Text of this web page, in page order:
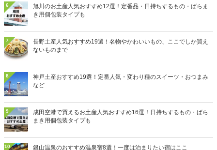
6
旭川のお土産人気おすすめ12選！定番品・日持ちするもの・ばらま
き用個包装タイプも
7
長野土産人気おすすめ19選！名物やかわいいもの、ここでしか買え
ないものまで
8
神戸土産おすすめ19選！定番人気・変わり種のスイーツ・おつまみ
など
9
成田空港で買えるお土産人気おすすめ16選！日持ちするもの・ばら
まき用個包装タイプも
10 銀山温泉のおすすめ温泉宿8選！一度は泊まりたい宿はここ